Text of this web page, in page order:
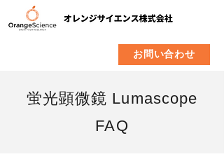
お問い合わせ
蛍光顕微鏡 Lumascope
FAQ